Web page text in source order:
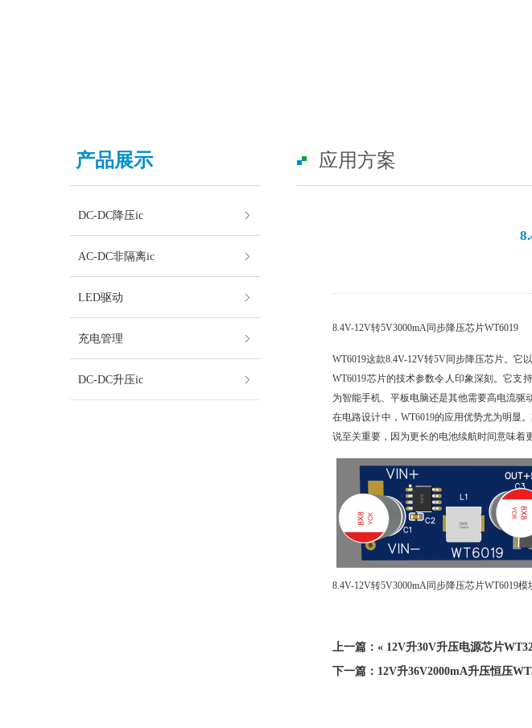
产品展示
DC-DC降压ic
AC-DC非隔离ic
LED驱动
充电管理
DC-DC升压ic
应用方案
8.4V-12V转5V3000mA同步降压芯片WT6019
WT6019这款8.4V-12V转5V同步降压芯片。它
WT6019芯片的技术参数令人印象深刻。它支
为智能手机、平板电脑还是其他需要高电流驱
在电路设计中，WT6019的应用优势尤为明显
说至关重要，因为更长的电池续航时间意味着
8.4V-12V转5V3000mA同步降压芯片WT6019模
上一篇：« 12V升30V升压电源芯片
下一篇： 12V升36V2000mA升压恒压